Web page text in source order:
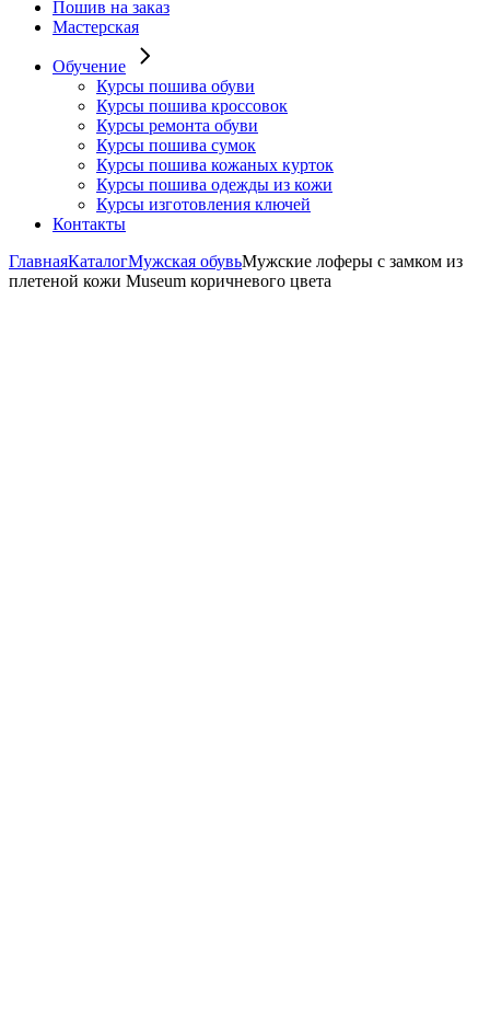
Пошив на заказ
Мастерская
Обучение
Курсы пошива обуви
Курсы пошива кроссовок
Курсы ремонта обуви
Курсы пошива сумок
Курсы пошива кожаных курток
Курсы пошива одежды из кожи
Курсы изготовления ключей
Контакты
ГлавнаяКаталогМужская обувьМужские лоферы с замком из
плетеной кожи Museum коричневого цвета